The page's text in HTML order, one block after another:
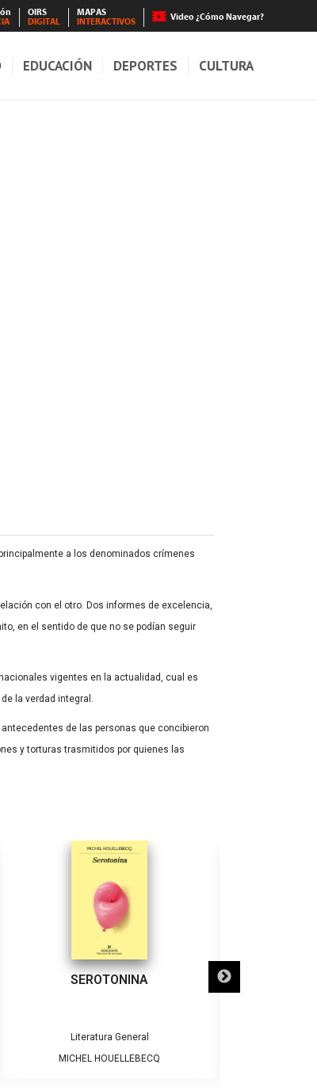
OIRS
DIGITAL
MAPAS
INTERACTIVOS
Video ¿Cómo Navegar?
EDUCACIÓN DEPORTES CULTURA
a los denominados crímenes
con el otro. Dos informes de excelencia,
en el sentido de que no se podían seguir
vigentes en la actualidad, cual es
la verdad integral.
de las personas que concibieron
y torturas trasmitidos por quienes las
SEROTONINA
Literatura General
MICHEL HOUELLEBECQ
ENSAYO